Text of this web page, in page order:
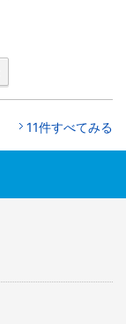
11件すべてみる